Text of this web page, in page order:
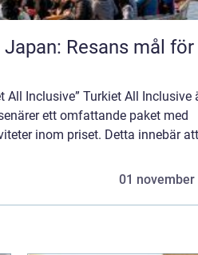
Resans mål för
All Inclusive” Turkiet All Inclusive
ett omfattande paket med
inom priset. Detta innebär att
01 november